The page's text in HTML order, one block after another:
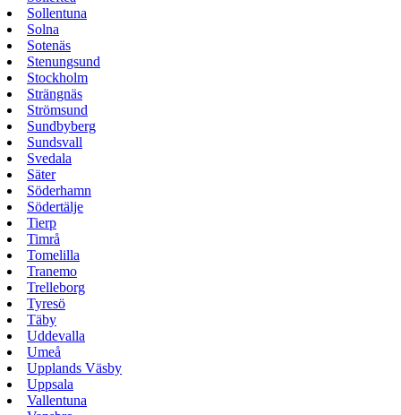
Sollentuna
Solna
Sotenäs
Stenungsund
Stockholm
Strängnäs
Strömsund
Sundbyberg
Sundsvall
Svedala
Säter
Söderhamn
Södertälje
Tierp
Timrå
Tomelilla
Tranemo
Trelleborg
Tyresö
Täby
Uddevalla
Umeå
Upplands Väsby
Uppsala
Vallentuna